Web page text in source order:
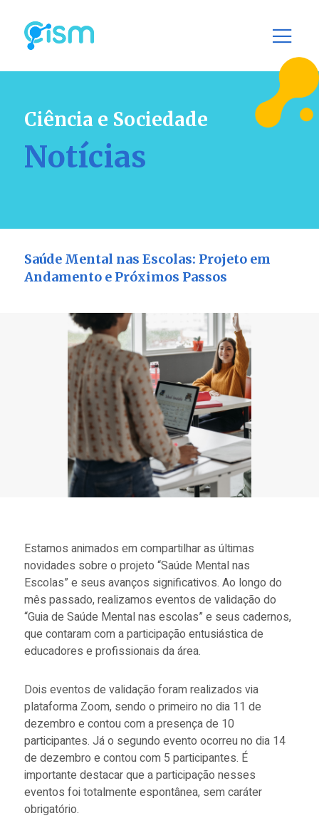
Ciência e Sociedade
Notícias
Saúde Mental nas Escolas: Projeto em
Andamento e Próximos Passos
Estamos animados em compartilhar as últimas
novidades sobre o projeto “Saúde Mental nas
Escolas” e seus avanços significativos. Ao longo do
mês passado, realizamos eventos de validação do
“Guia de Saúde Mental nas escolas” e seus cadernos,
que contaram com a participação entusiástica de
educadores e profissionais da área.
Dois eventos de validação foram realizados via
plataforma Zoom, sendo o primeiro no dia 11 de
dezembro e contou com a presença de 10
participantes. Já o segundo evento ocorreu no dia 14
de dezembro e contou com 5 participantes. É
importante destacar que a participação nesses
eventos foi totalmente espontânea, sem caráter
obrigatório.